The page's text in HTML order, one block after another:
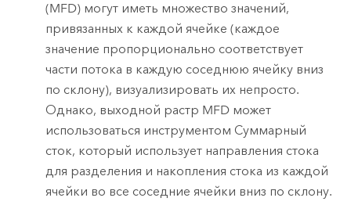
(MFD) могут иметь множество значений,
привязанных к каждой ячейке (каждое
значение пропорционально соответствует
части потока в каждую соседнюю ячейку вниз
по склону), визуализировать их непросто.
Однако, выходной растр MFD может
использоваться инструментом Суммарный
сток, который использует направления стока
для разделения и накопления стока из каждой
ячейки во все соседние ячейки вниз по склону.